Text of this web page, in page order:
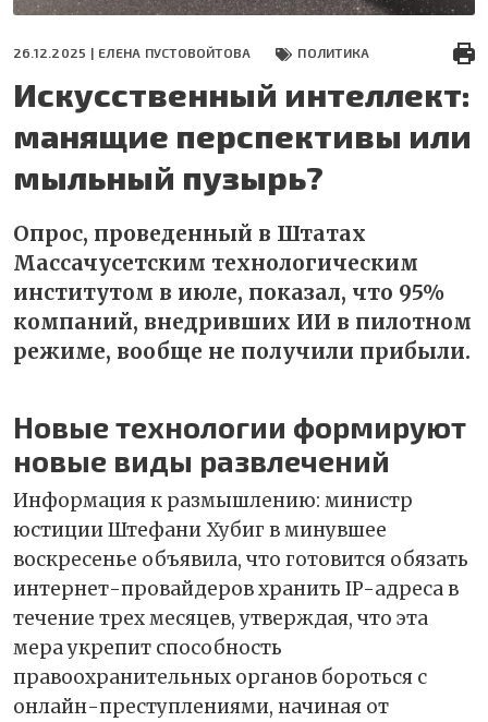
26.12.2025 | ЕЛЕНА ПУСТОВОЙТОВА ПОЛИТИКА
Искусственный интеллект:
манящие перспективы или
мыльный пузырь?
Опрос, проведенный в Штатах
Массачусетским технологическим
институтом в июле, показал, что 95%
компаний, внедривших ИИ в пилотном
режиме, вообще не получили прибыли.
Новые технологии формируют
новые виды развлечений
Информация к размышлению: министр
юстиции Штефани Хубиг в минувшее
воскресенье объявила, что готовится обязать
интернет-провайдеров хранить IP-адреса в
течение трех месяцев, утверждая, что эта
мера укрепит способность
правоохранительных органов бороться с
онлайн-преступлениями, начиная от